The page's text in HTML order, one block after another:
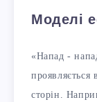
Моделі
«Напад -
проявляється
сторін.